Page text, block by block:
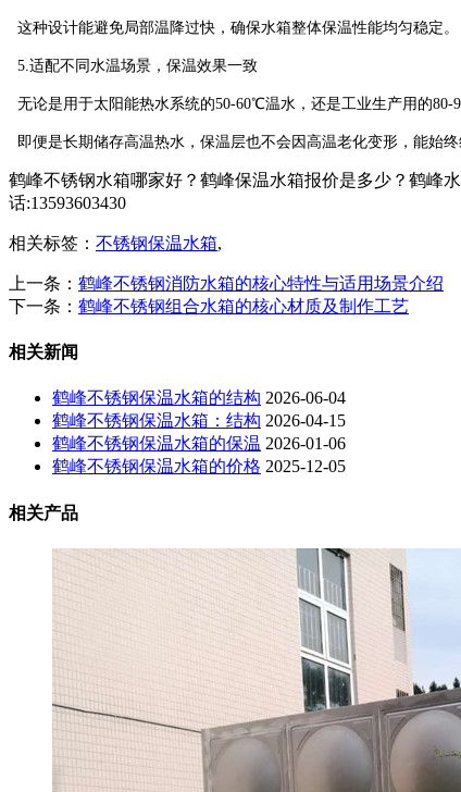
这种设计能避免局部温降过快，确保水箱整体保温性能均匀稳定。
5.适配不同水温场景，保温效果一致
无论是用于太阳能热水系统的50-60℃温水，还是工业生产用的
即便是长期储存高温热水，保温层也不会因高温老化变形，能始终
鹤峰不锈钢水箱哪家好？鹤峰保温水箱报价是多少？鹤峰
话:13593603430
相关标签： 不锈钢保温水箱,
上一条： 鹤峰不锈钢消防水箱的核心特性与适用场景介绍
下一条： 鹤峰不锈钢组合水箱的核心材质及制作工艺
相关新闻
鹤峰不锈钢保温水箱的结构 2026-06-04
鹤峰不锈钢保温水箱：结构 2026-04-15
鹤峰不锈钢保温水箱的保温 2026-01-06
鹤峰不锈钢保温水箱的价格 2025-12-05
相关产品